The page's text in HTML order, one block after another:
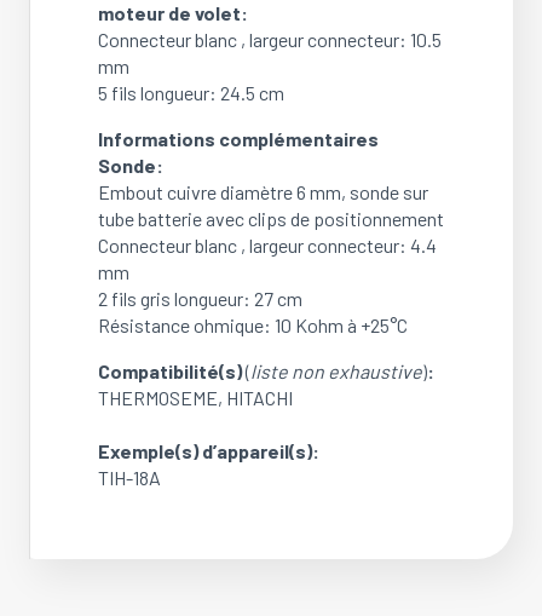
moteur de volet:
Connecteur blanc , largeur connecteur: 10.5
mm
5 fils longueur: 24.5 cm
Informations complémentaires
Sonde:
Embout cuivre diamètre 6 mm, sonde sur
tube batterie avec clips de positionnement
Connecteur blanc , largeur connecteur: 4.4
mm
2 fils gris longueur: 27 cm
Résistance ohmique: 10 Kohm à +25°C
Compatibilité(s)(liste non exhaustive):
THERMOSEME, HITACHI
Exemple(s) d’appareil(s):
TIH-18A